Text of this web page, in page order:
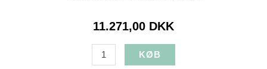
11.271,00 DKK